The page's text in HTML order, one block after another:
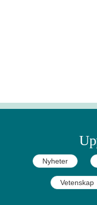
Nyheter
Vetenskap